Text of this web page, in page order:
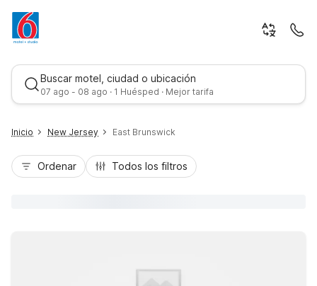
Buscar motel, ciudad o ubicación
07 ago - 08 ago · 1 Huésped · Mejor tarifa
Inicio New Jersey East Brunswick
Ordenar Todos los filtros